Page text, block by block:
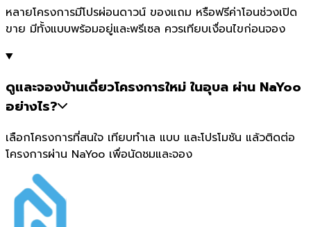
หลายโครงการมีโปรผ่อนดาวน์ ของแถม หรือฟรีค่าโอนช่วงเปิด
ขาย มีทั้งแบบพร้อมอยู่และพรีเซล ควรเทียบเงื่อนไขก่อนจอง
ดูและจองบ้านเดี่ยวโครงการใหม่ ในอุบล ผ่าน NaYoo
อย่างไร?
เลือกโครงการที่สนใจ เทียบทำเล แบบ และโปรโมชัน แล้วติดต่อ
โครงการผ่าน NaYoo เพื่อนัดชมและจอง